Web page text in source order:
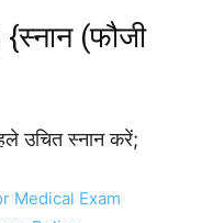
{स्नान (फौजी
उचित स्नान करें;